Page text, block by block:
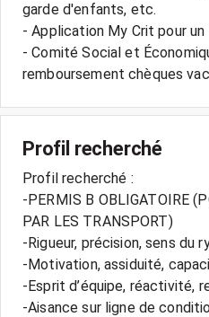
garde d'enfants, etc.
- Application My Crit pour un
- Comité Social et
Profil recherché
Profil recherché :
-PERMIS B OBLIGATOIRE
PAR LES TRANSPORT)
-Rigueur, précision, sens du
-Motivation, assiduité,
-Esprit d’équipe, réactivité,
-Aisance sur ligne de